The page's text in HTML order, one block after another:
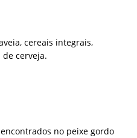
cereais integrais,
cerveja.
no peixe gordo